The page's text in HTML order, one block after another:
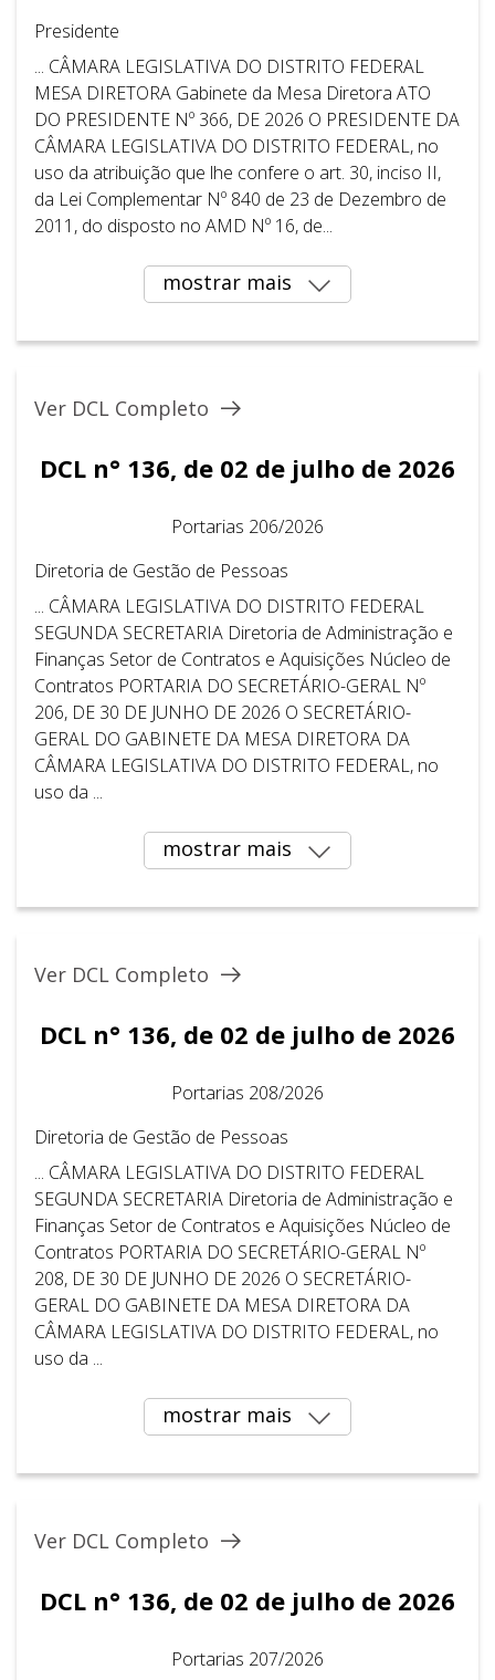
Presidente
... CÂMARA LEGISLATIVA DO DISTRITO FEDERAL ​ ​
MESA DIRETORA Gabinete da Mesa Diretora ATO
DO PRESIDENTE Nº 366, DE 2026 O PRESIDENTE DA
CÂMARA LEGISLATIVA DO DISTRITO FEDERAL, no
uso da atribuição que lhe confere o art. 30, inciso II,
da Lei Complementar Nº 840 de 23 de Dezembro de
2011, do disposto no AMD Nº 16, de...
mostrar mais
Ver DCL Completo
DCL n° 136, de 02 de julho de 2026
Portarias 206/2026
Diretoria de Gestão de Pessoas
... CÂMARA LEGISLATIVA DO DISTRITO FEDERAL ​ ​
SEGUNDA SECRETARIA Diretoria de Administração e
Finanças Setor de Contratos e Aquisições Núcleo de
Contratos PORTARIA DO SECRETÁRIO-GERAL Nº
206, DE 30 DE JUNHO DE 2026 O SECRETÁRIO-
GERAL DO GABINETE DA MESA DIRETORA DA
CÂMARA LEGISLATIVA DO DISTRITO FEDERAL, no
uso da ...
mostrar mais
Ver DCL Completo
DCL n° 136, de 02 de julho de 2026
Portarias 208/2026
Diretoria de Gestão de Pessoas
... CÂMARA LEGISLATIVA DO DISTRITO FEDERAL ​ ​
SEGUNDA SECRETARIA Diretoria de Administração e
Finanças Setor de Contratos e Aquisições Núcleo de
Contratos PORTARIA DO SECRETÁRIO-GERAL Nº
208, DE 30 DE JUNHO DE 2026 O SECRETÁRIO-
GERAL DO GABINETE DA MESA DIRETORA DA
CÂMARA LEGISLATIVA DO DISTRITO FEDERAL, no
uso da ...
mostrar mais
Ver DCL Completo
DCL n° 136, de 02 de julho de 2026
Portarias 207/2026